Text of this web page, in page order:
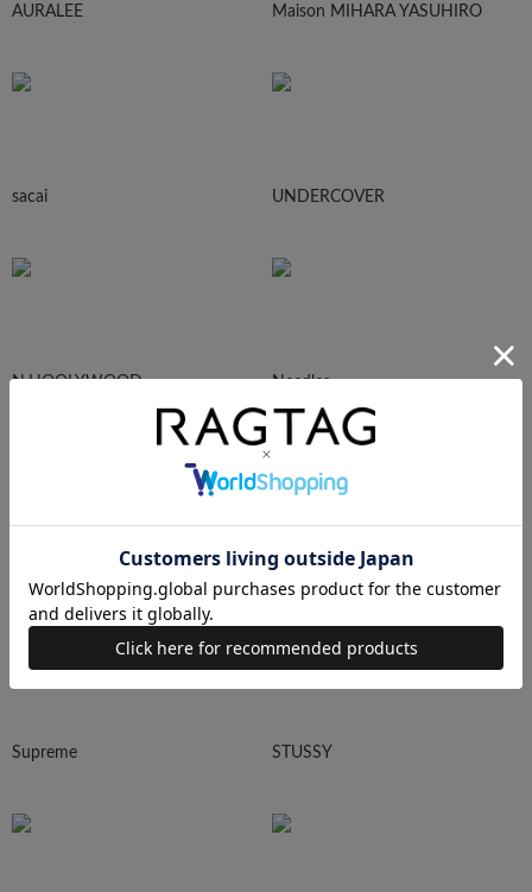
AURALEE Maison MIHARA YASUHIRO
sacai UNDERCOVER
N.HOOLYWOOD Needles
HUMAN MADE
Supreme STUSSY